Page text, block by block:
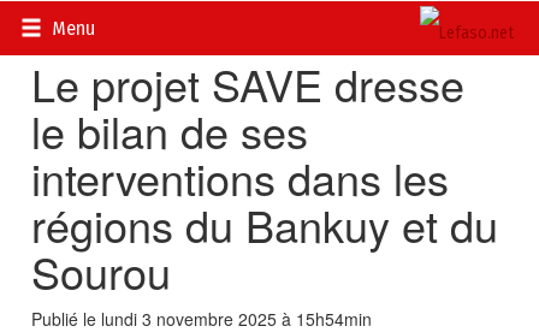
Menu
Accueil>
Le projet SAVE dresse
le bilan de ses
interventions dans les
régions du Bankuy et du
Sourou
Publié le lundi 3 novembre 2025 à 15h54min